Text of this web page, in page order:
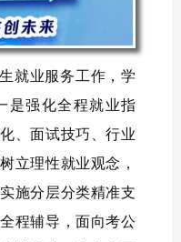
就业服务工作，学
是强化全程就业指
、面试技巧、行业
立理性就业观念，
施分层分类精准支
程辅导，面向考公